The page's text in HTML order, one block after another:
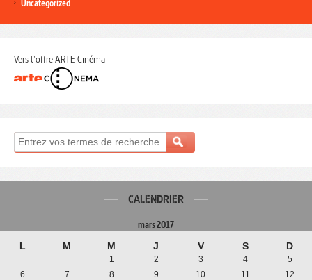
Uncategorized
Vers l'offre ARTE Cinéma
CALENDRIER
mars 2017
L M M J V S D
1 2 3 4
5
6
7 8 9 10 11
12